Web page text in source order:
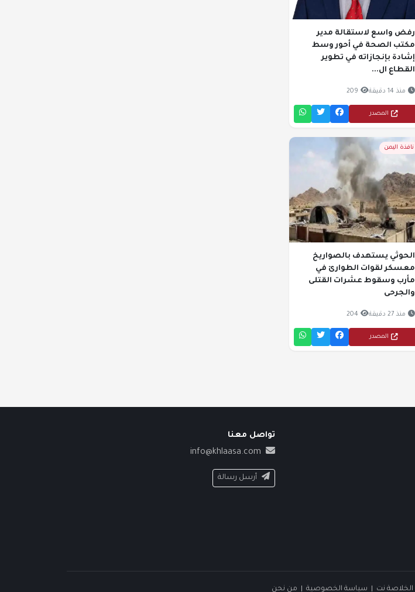
رفض واسع لاستقالة مدير
مكتب الصحة في أحور وسط
إشادة بإنجازاته في تطوير
القطاع ال...
منذ 14 دقيقة 209
المصدر
نافذة اليمن
الحوثي يستهدف بالصواريخ
معسكر لقوات الطوارئ في
مأرب وسقوط عشرات القتلى
والجرحى
منذ 27 دقيقة 204
المصدر
تواصل معنا
info@khlaasa.com
أرسل رسالة
سياسة الخصوصية من نحن